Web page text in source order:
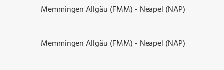
Memmingen Allgäu (FMM) - Neapel (NAP)
Memmingen Allgäu (FMM) - Neapel (NAP)